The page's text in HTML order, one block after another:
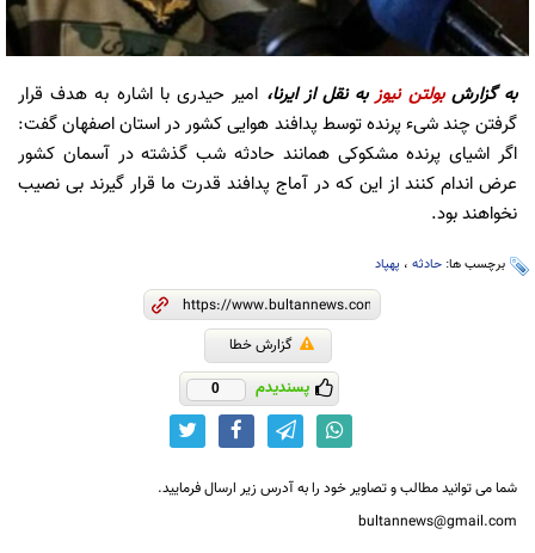
به گزارشبولتن نیوزبه نقل از ایرنا، امیر حیدری با اشاره به هدف قرار
گرفتن چند شیء پرنده توسط پدافند هوایی کشور در استان اصفهان گفت:
اگر اشیای پرنده مشکوکی همانند حادثه شب گذشته در آسمان کشور
عرض اندام کنند از این که در آماج پدافند قدرت ما قرار گیرند بی نصیب
نخواهند بود.
برچسب ها: حادثه ، پهپاد
گزارش خطا
پسندیدم 0
شما می توانید مطالب و تصاویر خود را به آدرس زیر ارسال فرمایید.
bultannews@gmail.com